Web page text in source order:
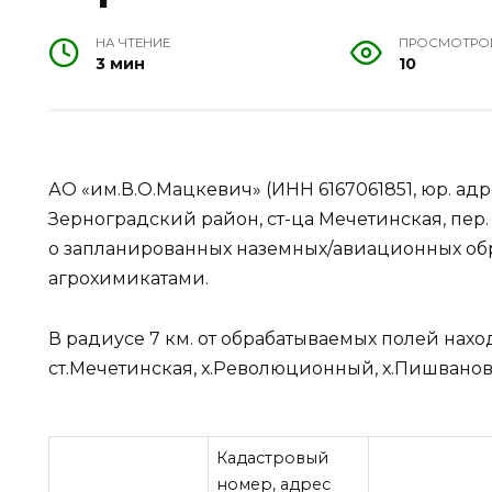
НА ЧТЕНИЕ
3 мин 10
АО «им.В.О.Мацкевич» (ИНН 6167061851, юр.
Зерноградский район, ст-ца Мечетинская,
о запланированных наземных/авиационных
агрохимикатами.
В радиусе 7 км. от обрабатываемых полей
ст.Мечетинская, х.Революционный,
Кадастровый
номер, адрес